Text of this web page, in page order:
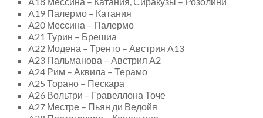
A19 Палермо – Катания
A20 Мессина – Палермо
A21 Турин – Брешиа
A22 Модена – Тренто – Австрия A13
A23 Пальманова – Австрия A2
A24 Рим – Аквила – Терамо
A25 Торано – Пескара
A26 Вольтри – Гравеллона Точе
A27 Местре – Пьян ди Ведойя